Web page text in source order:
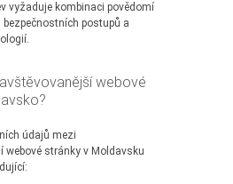
vyžaduje kombinaci povědomí
postupů a
webové
údajů mezi
webové stránky v Moldavsku